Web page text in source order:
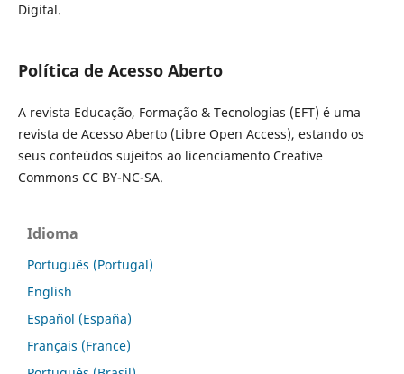
Digital.
Política de Acesso Aberto
A revista Educação, Formação & Tecnologias (EFT) é uma
revista de Acesso Aberto (Libre Open Access), estando os
seus conteúdos sujeitos ao licenciamento Creative
Commons CC BY-NC-SA.
Idioma
Português (Portugal)
English
Español (España)
Français (France)